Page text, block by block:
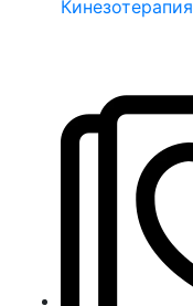
Кинезотерапия